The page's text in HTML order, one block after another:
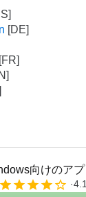
向けのアプ